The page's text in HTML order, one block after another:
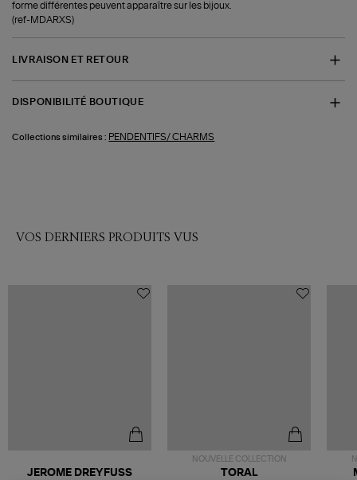
forme différentes peuvent apparaître sur les bijoux.
(ref-MDARXS)
LIVRAISON ET RETOUR
DISPONIBILITÉ BOUTIQUE
Collections similaires : PENDENTIFS/ CHARMS
VOS DERNIERS PRODUITS VUS
JEROME DREYFUSS
NOUVELLE COLLECTION
TORAL